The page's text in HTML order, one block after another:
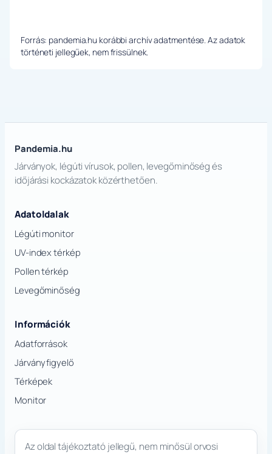
Forrás: pandemia.hu korábbi archív adatmentése. Az adatok
történeti jellegűek, nem frissülnek.
Pandemia.hu
Járványok, légúti vírusok, pollen, levegőminőség és
időjárási kockázatok közérthetően.
Adatoldalak
Légúti monitor
UV-index térkép
Pollen térkép
Levegőminőség
Információk
Adatforrások
Járványfigyelő
Térképek
Monitor
Az oldal tájékoztató jellegű, nem minősül orvosi